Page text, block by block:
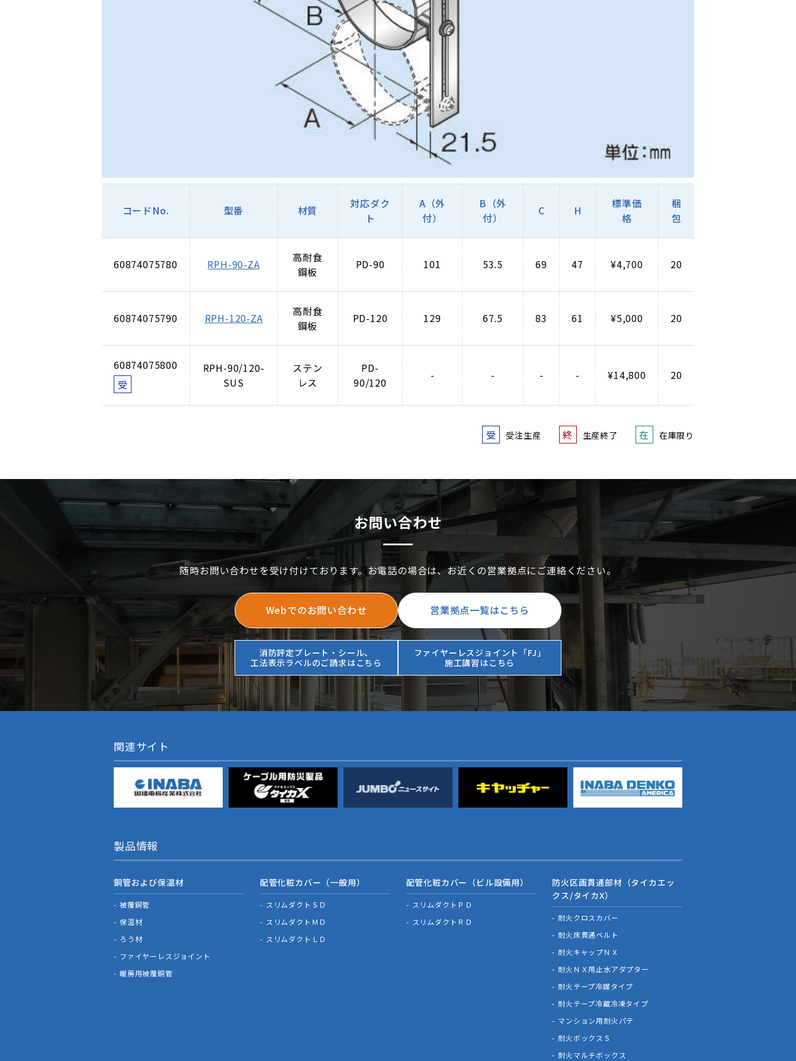
コードNo. 型番 材質
対応ダク
ト
A（外
付）
B（外
付）
C H
標準価
格
梱
包
60874075780 RPH-90-ZA
高耐食
鋼板
PD-90 101 53.5 69 47 ¥4,700 20
60874075790 RPH-120-ZA
高耐食
鋼板
PD-120 129 67.5 83 61 ¥5,000 20
60874075800
受
RPH-90/120-
SUS
ステン
レス
PD-
90/120
- - - - ¥14,800 20
受 受注生産 終 生産終了 在 在庫限り
お問い合わせ
随時お問い合わせを受け付けております。お電話の場合は、お近くの営業拠点にご連絡ください。
Webでのお問い合わせ 営業拠点一覧はこちら
消防評定プレート・シール、
工法表示ラベルのご請求はこちら
ファイヤーレスジョイント「FJ」
施工講習はこちら
関連サイト
製品情報
銅管および保温材
被覆銅管
保温材
ろう材
ファイヤーレスジョイント
暖房用被覆銅管
配管化粧カバー（一般用）
スリムダクトＳＤ
スリムダクトＭＤ
スリムダクトＬＤ
配管化粧カバー（ビル設備用）
スリムダクトＰＤ
スリムダクトＲＤ
防火区画貫通部材（タイカエッ
クス/タイカX）
耐火クロスカバー
耐火床貫通ベルト
耐火キャップＮＸ
耐火ＮＸ用止水アダプター
耐火テープ冷媒タイプ
耐火テープ冷蔵冷凍タイプ
マンション用耐火パテ
耐火ボックスＳ
耐火マルチボックス